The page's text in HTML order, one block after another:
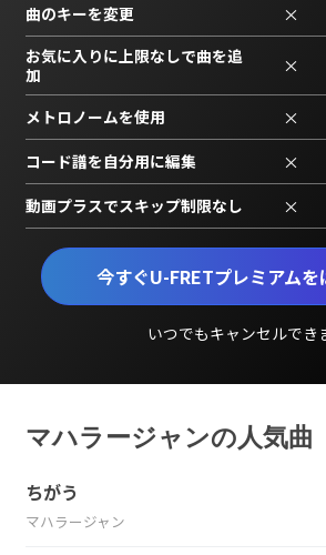
今すぐU-FRETプレミアム
いつでもキャンセルでき
曲のキーを変更 ×
お気に入りに上限なしで曲を追
加
×
メトロノームを使用 ×
コード譜を自分用に編集 ×
動画プラスでスキップ制限なし ×
マハラージャンの人気曲
ちがう
マハラージャン